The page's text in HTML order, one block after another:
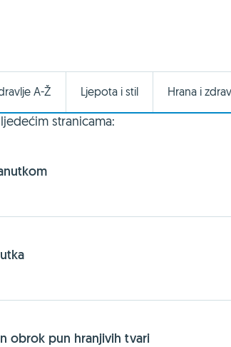
A-Ž Ljepota i stil Hrana i
stranicama:
obrok pun hranjivih tvari